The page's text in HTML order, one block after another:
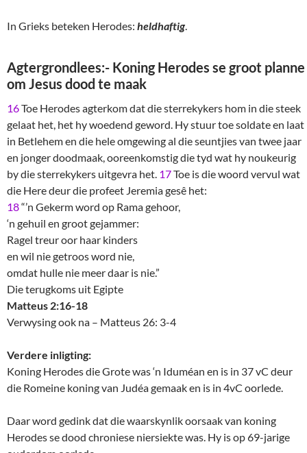
In Grieks beteken Herodes: heldhaftig.
Agtergrondlees:- Koning Herodes se groot planne
om Jesus dood te maak
16Toe Herodes agterkom dat die sterrekykers hom in die steek
gelaat het, het hy woedend geword. Hy stuur toe soldate en laat
in Betlehem en die hele omgewing al die seuntjies van twee jaar
en jonger doodmaak, ooreenkomstig die tyd wat hy noukeurig
by die sterrekykers uitgevra het. 17Toe is die woord vervul wat
die Here deur die profeet Jeremia gesê het:
18“’n Gekerm word op Rama gehoor,
‘n gehuil en groot gejammer:
Ragel treur oor haar kinders
en wil nie getroos word nie,
omdat hulle nie meer daar is nie.”
Die terugkoms uit Egipte
Matteus 2:16-18
Verwysing ook na – Matteus 26: 3-4
Verdere inligting:
Koning Herodes die Grote was ‘n Iduméan en is in 37 vC deur
die Romeine koning van Judéa gemaak en is in 4vC oorlede.
Daar word gedink dat die waarskynlik oorsaak van koning
Herodes se dood chroniese niersiekte was. Hy is op 69-jarige